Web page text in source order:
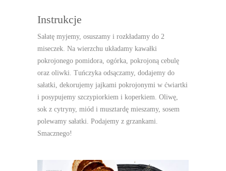
Instrukcje
Sałatę myjemy, osuszamy i rozkładamy do 2
miseczek. Na wierzchu układamy kawałki
pokrojonego pomidora, ogórka, pokrojoną cebulę
oraz oliwki. Tuńczyka odsączamy, dodajemy do
sałatki, dekorujemy jajkami pokrojonymi w ćwiartki
i posypujemy szczypiorkiem i koperkiem. Oliwę,
sok z cytryny, miód i musztardę mieszamy, sosem
polewamy sałatki. Podajemy z grzankami.
Smacznego!